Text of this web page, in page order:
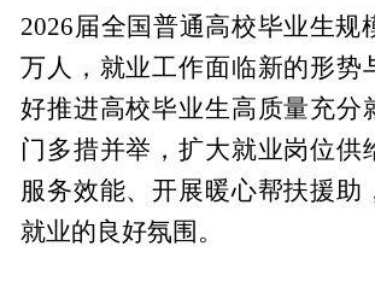
2026届全国普通高校毕业生规
万人，就业工作面临新的形势
好推进高校毕业生高质量充分
门多措并举，扩大就业岗位供
服务效能、开展暖心帮扶援助
就业的良好氛围。